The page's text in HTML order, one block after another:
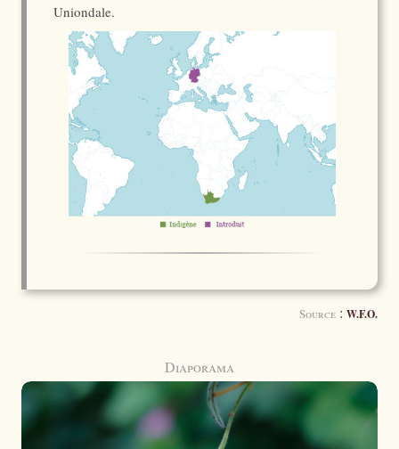
Uniondale.
Source : W.F.O.
Diaporama